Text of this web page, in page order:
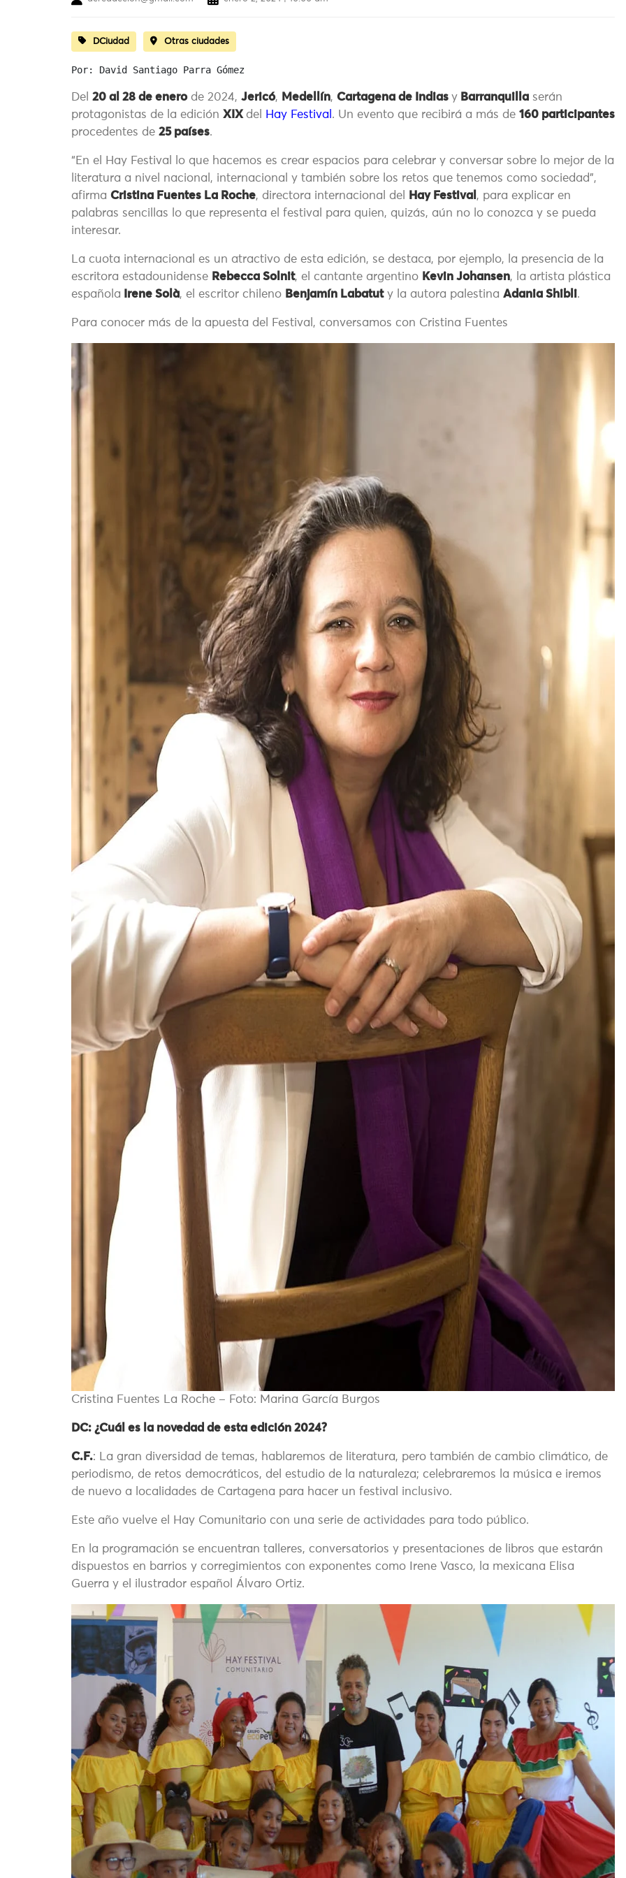
DCiudad Otras ciudades
Por: David Santiago Parra Gómez
Del 20 al 28 de enerode 2024, Jericó, Medellín, Cartagena de Indias y Barranquilla serán
protagonistas de la edición XIXdel Hay Festival . Un evento que recibirá a más de 160 participantes
procedentes de 25 países.
“En el Hay Festival lo que hacemos es crear espacios para celebrar y conversar sobre lo mejor de la
literatura a nivel nacional, internacional y también sobre los retos que tenemos como sociedad”,
afirma Cristina Fuentes La Roche, directora internacional del Hay Festival , para explicar en
palabras sencillas lo que representa el festival para quien, quizás, aún no lo conozca y se pueda
interesar.
La cuota internacional es un atractivo de esta edición, se destaca, por ejemplo, la presencia de la
escritora estadounidense Rebecca Solnit, el cantante argentino Kevin Johansen, la artista plástica
española Irene Solà, el escritor chileno Benjamín Labatuty la autora palestina Adania Shibli.
Para conocer más de la apuesta del Festival, conversamos con Cristina Fuentes
Cristina Fuentes La Roche – Foto: Marina García Burgos
DC: ¿Cuál es la novedad de esta edición 2024?
C.F.: La gran diversidad de temas, hablaremos de literatura, pero también de cambio climático, de
periodismo, de retos democráticos, del estudio de la naturaleza; celebraremos la música e iremos
de nuevo a localidades de Cartagena para hacer un festival inclusivo.
Este año vuelve el Hay Comunitario con una serie de actividades para todo público.
En la programación se encuentran talleres, conversatorios y presentaciones de libros que estarán
dispuestos en barrios y corregimientos con exponentes como Irene Vasco, la mexicana Elisa
Guerra y el ilustrador español Álvaro Ortiz.